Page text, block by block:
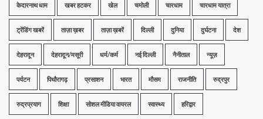
केदारनाथ धाम खबर हटकर खेल चमोली चारधाम चारधाम यात्रा
ट्रेंडिंग खबरें ताज़ा ख़बर ताज़ा ख़बरें दिल्ली दुनिया दुर्घटना देश
देहरादून देहरादून/मसूरी धर्म/कर्म नई दिल्ली नैनीताल न्यूज़
पर्यटन पिथौरागढ़ प्रसाशन भारत मौसम राजनीति रुद्रपुर
रुद्रप्रयाग शिक्षा सोशल मीडिया वायरल स्वास्थ्य हरिद्वार